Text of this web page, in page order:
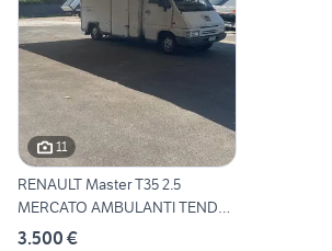
11
RENAULT Master T35 2.5
MERCATO AMBULANTI TENDA
E
3.500 €